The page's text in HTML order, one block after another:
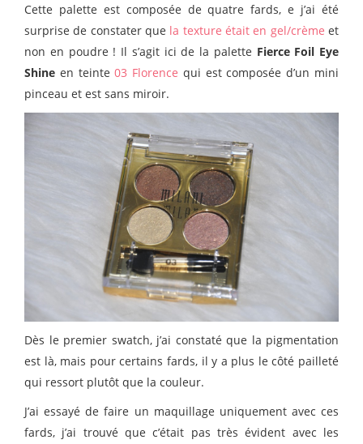
Cette palette est composée de quatre fards, e j’ai été
surprise de constater que la texture était en gel/crème et
non en poudre ! Il s’agit ici de la palette Fierce Foil Eye
Shine en teinte03 Florence qui est composée d’un mini
pinceau et est sans miroir.
Dès le premier swatch, j’ai constaté que la pigmentation
est là, mais pour certains fards, il y a plus le côté pailleté
qui ressort plutôt que la couleur.
J’ai essayé de faire un maquillage uniquement avec ces
fards, j’ai trouvé que c’était pas très évident avec les